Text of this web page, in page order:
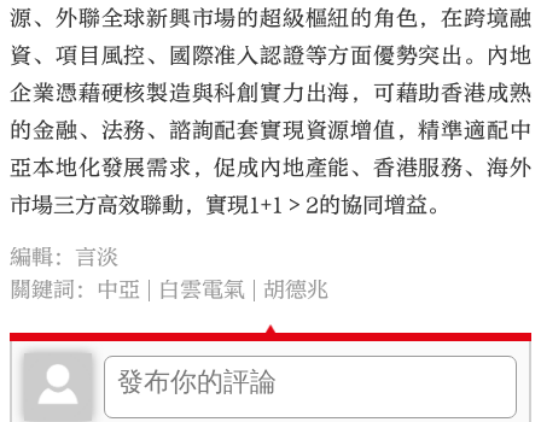
源、外聯全球新興市場的超級樞紐的角色，在跨境融
資、項目風控、國際准入認證等方面優勢突出。內地
企業憑藉硬核製造與科創實力出海，可藉助香港成熟
的金融、法務、諮詢配套實現資源增值，精準適配中
亞本地化發展需求，促成內地產能、香港服務、海外
市場三方高效聯動，實現1+1＞2的協同增益。
編輯：言淡
關鍵詞： 中亞 白雲電氣 胡德兆